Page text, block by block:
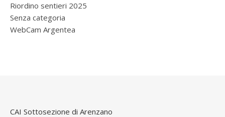
Riordino sentieri 2025
Senza categoria
WebCam Argentea
CAI Sottosezione di Arenzano